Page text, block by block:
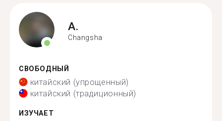
A.
Changsha
СВОБОДНЫЙ
китайский (упрощенный)
китайский (традиционный)
ИЗУЧАЕТ